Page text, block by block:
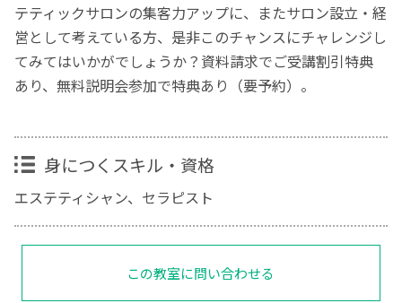
テティックサロンの集客力アップに、またサロン設立・経
営として考えている方、是非このチャンスにチャレンジし
てみてはいかがでしょうか？資料請求でご受講割引特典
あり、無料説明会参加で特典あり（要予約）。
身につくスキル・資格
エステティシャン、セラピスト
この教室に問い合わせる